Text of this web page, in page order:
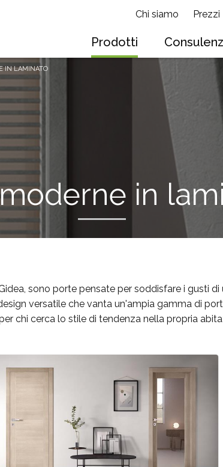
Prodotti
Chi siamo Prezzi
IN LAMINATO
in
sono porte pensate per soddisfare i gusti
versatile che vanta un'ampia gamma di
chi cerca lo stile di tendenza nella propria